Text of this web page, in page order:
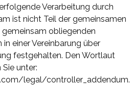
Verarbeitung durch
ist nicht Teil der gemeinsamen
obliegenden
einer Vereinbarung über
festgehalten. Den Wortlaut
unter:
legal/controller_addendum.